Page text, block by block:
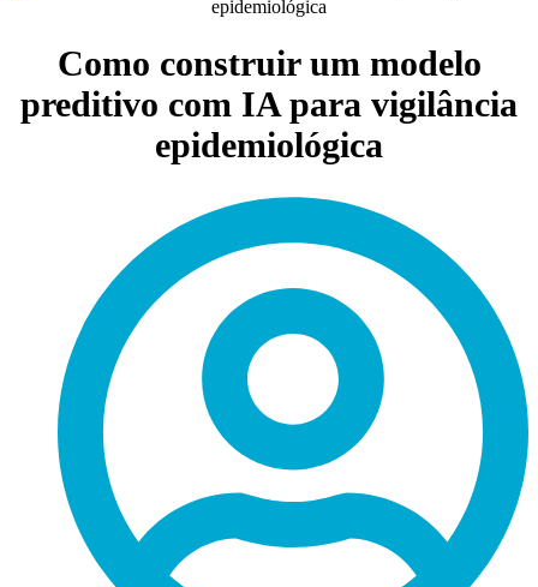
Como construir um modelo
preditivo com IA para vigilância
epidemiológica